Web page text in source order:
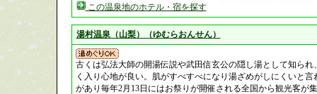
この温泉地のホテル・宿を探す
湯村温泉（山梨）（ゆむらおんせん）
古くは弘法大師の開湯伝説や武田信玄公の隠し湯として知ら
く入り心地が良い。肌がすべすべになり湯ざめがしにくいと
があり毎年2月13日にはお祭りが開催される全国から観光客が